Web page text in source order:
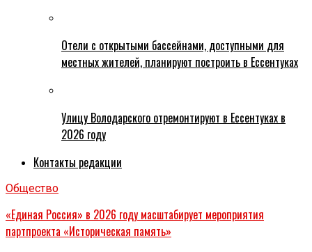
Отели с открытыми бассейнами, доступными для
местных жителей, планируют построить в Ессентуках
Улицу Володарского отремонтируют в Ессентуках в
2026 году
Контакты редакции
Общество
«Единая Россия» в 2026 году масштабирует мероприятия
партпроекта «Историческая память»